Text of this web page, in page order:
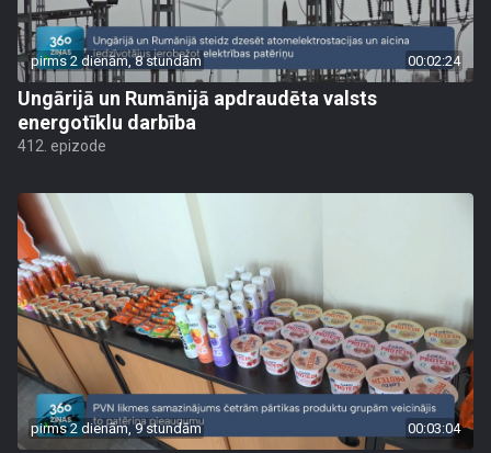
pirms 2 dienām, 8 stundām 00:02:24
Ungārijā un Rumānijā apdraudēta valsts
energotīklu darbība
412. epizode
pirms 2 dienām, 9 stundām 00:03:04